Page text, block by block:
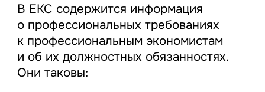
В ЕКС содержится информация
о профессиональных требованиях
к профессиональным экономистам
и об их должностных обязанностях.
Они таковы: